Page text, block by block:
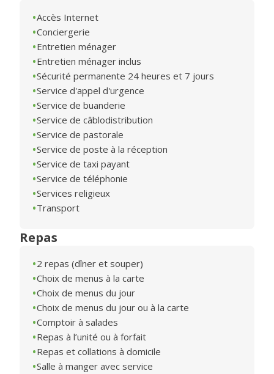
Accès Internet
Conciergerie
Entretien ménager
Entretien ménager inclus
Sécurité permanente 24 heures et 7 jours
Service d'appel d'urgence
Service de buanderie
Service de câblodistribution
Service de pastorale
Service de poste à la réception
Service de taxi payant
Service de téléphonie
Services religieux
Transport
Repas
2 repas (dîner et souper)
Choix de menus à la carte
Choix de menus du jour
Choix de menus du jour ou à la carte
Comptoir à salades
Repas à l’unité ou à forfait
Repas et collations à domicile
Salle à manger avec service